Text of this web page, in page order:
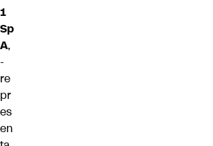
1
Sp
A,
-
re
pr
es
en